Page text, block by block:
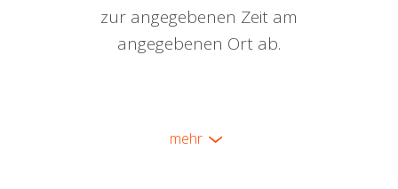
zur angegebenen Zeit am
angegebenen Ort ab.
mehr